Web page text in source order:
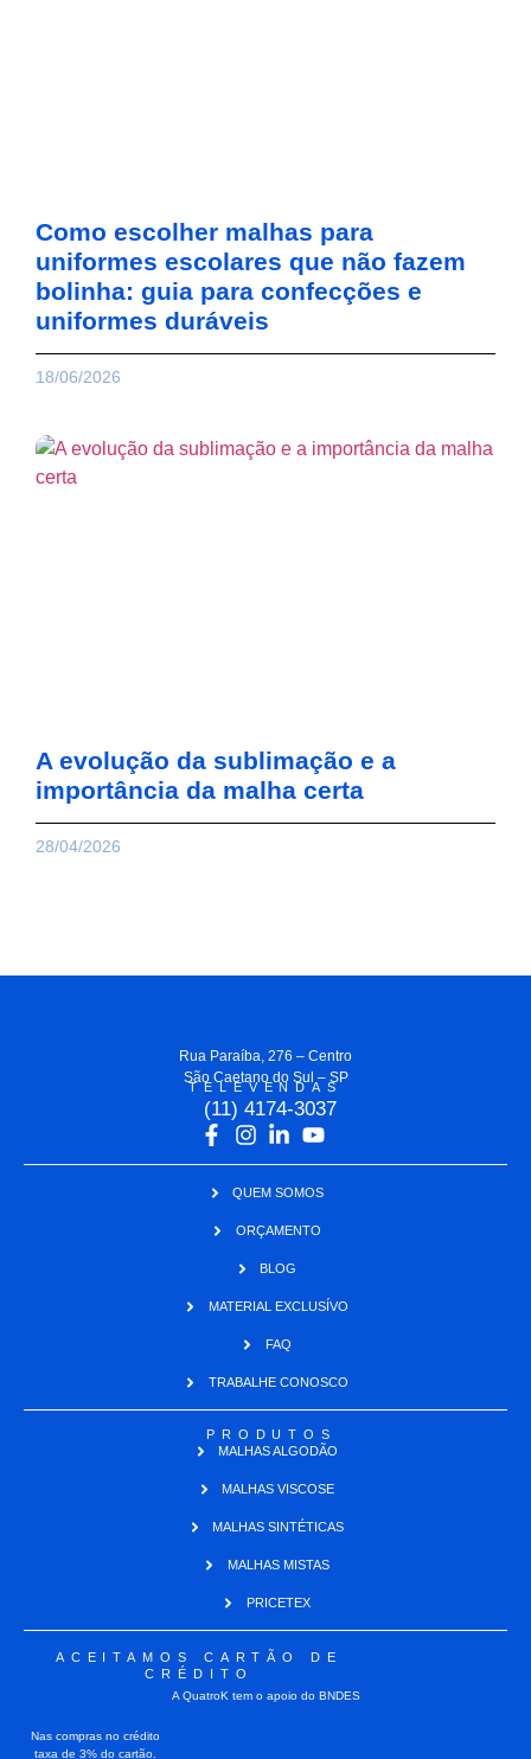
Como escolher malhas para
uniformes escolares que não fazem
bolinha: guia para confecções e
uniformes duráveis
18/06/2026
A evolução da sublimação e a
importância da malha certa
28/04/2026
Rua Paraíba, 276 – Centro
São Caetano do Sul – SP
TELEVENDAS
(11) 4174-3037
QUEM SOMOS
ORÇAMENTO
BLOG
MATERIAL EXCLUSÍVO
FAQ
TRABALHE CONOSCO
PRODUTOS
MALHAS ALGODÃO
MALHAS VISCOSE
MALHAS SINTÉTICAS
MALHAS MISTAS
PRICETEX
ACEITAMOS CARTÃO DE
CRÉDITO
A QuatroK tem o apoio do BNDES
Nas compras no crédito
taxa de 3% do cartão.